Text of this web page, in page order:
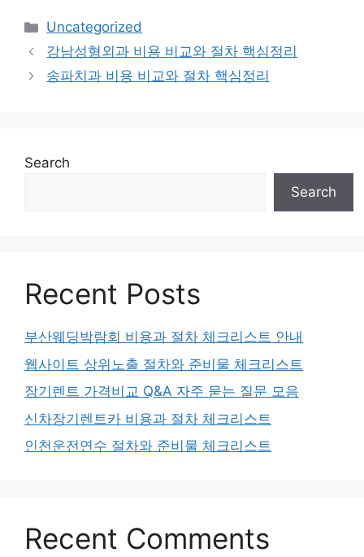
Categories
Uncategorized
강남성형외과 비용 비교와 절차 핵심정리
송파치과 비용 비교와 절차 핵심정리
Search
Search
Recent Posts
부산웨딩박람회 비용과 절차 체크리스트 안내
웹사이트 상위노출 절차와 준비물 체크리스트
장기렌트 가격비교 Q&A 자주 묻는 질문 모음
신차장기렌트카 비용과 절차 체크리스트
인천운전연수 절차와 준비물 체크리스트
Recent Comments